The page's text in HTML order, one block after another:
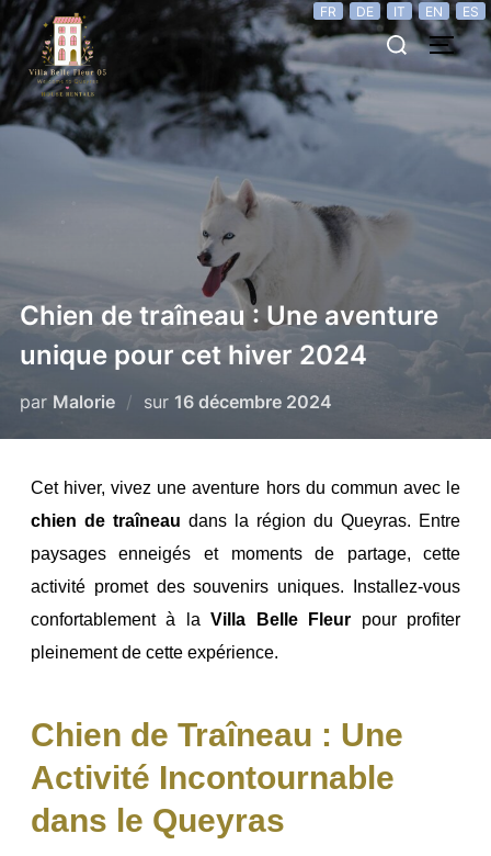
FR DE IT EN ES
Chien de traîneau : Une aventure
unique pour cet hiver 2024
par Malorie sur 16 décembre 2024
Cet hiver, vivez une aventure hors du commun avec le
chien de traîneau dans la région du Queyras. Entre
paysages enneigés et moments de partage, cette
activité promet des souvenirs uniques. Installez-vous
confortablement à laVilla Belle Fleur pour profiter
pleinement de cette expérience.
Chien de Traîneau : Une
Activité Incontournable
dans le Queyras